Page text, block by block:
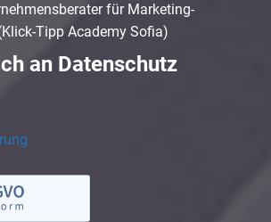
für Marketing-
Tipp Academy Sofia)
an Datenschutz